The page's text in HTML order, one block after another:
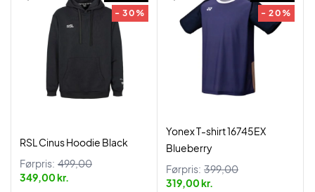
- 30%
RSL Cinus Hoodie Black
Førpris: 499,00
349,00 kr.
- 20%
Yonex T-shirt 16745EX
Blueberry
Førpris: 399,00
319,00 kr.